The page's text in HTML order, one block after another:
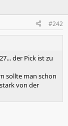
#242
der Pick ist zu
sollte man schon
von der